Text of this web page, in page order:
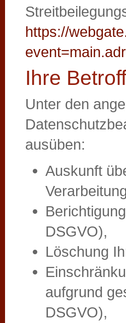
https://
Ihre
Unter den
ausüben:
Auskunft
DSGVO),
Löschung
aufgrund
DSGVO),